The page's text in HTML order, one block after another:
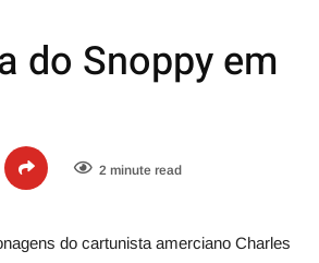
do Snoppy em
2 minute read
do cartunista amerciano Charles